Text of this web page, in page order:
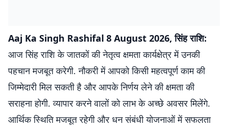
Aaj Ka Singh Rashifal 8 August 2026, सिंह राशि:
आज सिंह राशि के जातकों की नेतृत्व क्षमता कार्यक्षेत्र में उनकी
पहचान मजबूत करेगी. नौकरी में आपको किसी महत्वपूर्ण काम की
जिम्मेदारी मिल सकती है और आपके निर्णय लेने की क्षमता की
सराहना होगी. व्यापार करने वालों को लाभ के अच्छे अवसर मिलेंगे.
आर्थिक स्थिति मजबूत रहेगी और धन संबंधी योजनाओं में सफलता